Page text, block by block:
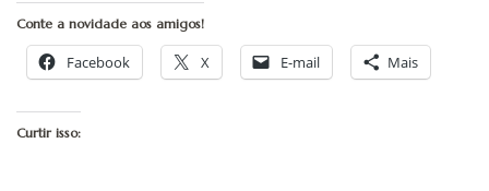
Conte a novidade aos amigos!
Facebook X E-mail Mais
Curtir isso: